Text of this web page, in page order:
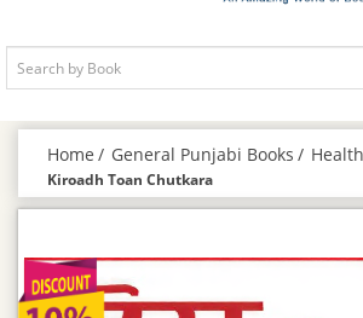
Home General Punjabi Books Health
Kiroadh Toan Chutkara